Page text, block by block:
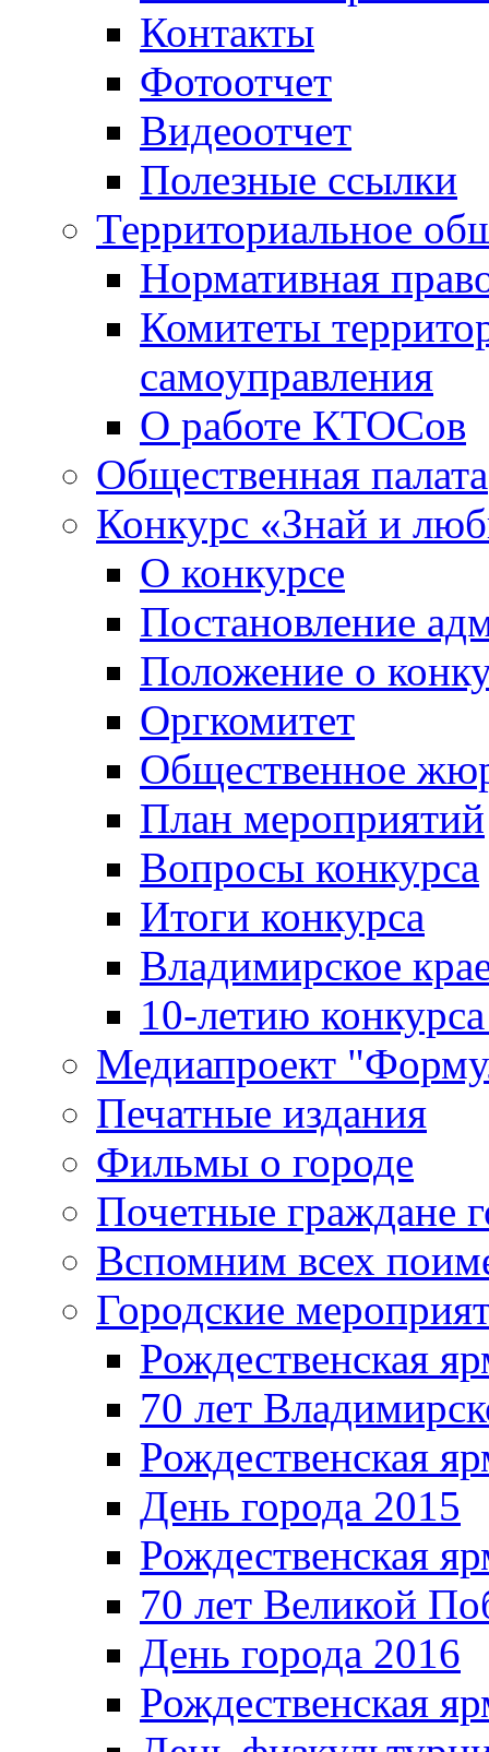
Контакты
Фотоотчет
Видеоотчет
Полезные ссылки
Территориальное
Нормативная
Комитеты
самоуправления
О работе КТОСов
Общественная палата
Конкурс «Знай и
О конкурсе
Постановление
Положение о
Оргкомитет
Общественное
План мероприятий
Вопросы конкурса
Итоги конкурса
Владимирское
10-летию
Медиапроект
Печатные издания
Фильмы о городе
Почетные граждане
Вспомним всех
Городские
Рождественская
70 лет
Рождественская
День города 2015
Рождественская
70 лет Великой
День города 2016
Рождественская